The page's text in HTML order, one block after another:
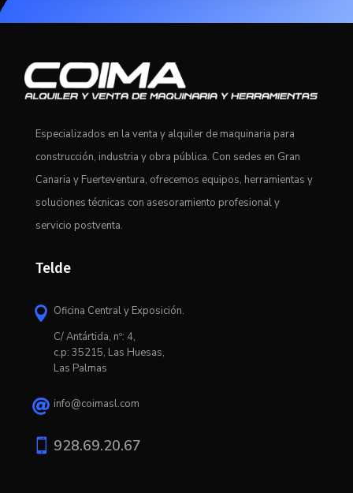
Especializados en la venta y alquiler de maquinaria para
construcción, industria y obra pública. Con sedes en Gran
Canaria y Fuerteventura, ofrecemos equipos, herramientas y
soluciones técnicas con asesoramiento profesional y
servicio postventa.
Telde
 Oficina Central y Exposición.
C/ Antártida, nº: 4,
c.p: 35215, Las Huesas,
Las Palmas
 info@coimasl.com
 928.69.20.67